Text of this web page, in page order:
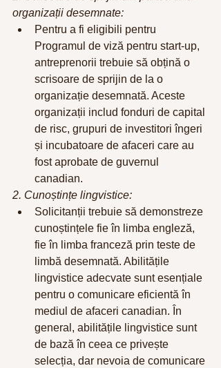
organizații desemnate:
Pentru a fi eligibili pentru
Programul de viză pentru start-up,
antreprenorii trebuie să obțină o
scrisoare de sprijin de la o
organizație desemnată. Aceste
organizații includ fonduri de capital
de risc, grupuri de investitori îngeri
și incubatoare de afaceri care au
fost aprobate de guvernul
canadian.
2. Cunoștințe lingvistice:
Solicitanții trebuie să demonstreze
cunoștințele fie în limba engleză,
fie în limba franceză prin teste de
limbă desemnată. Abilitățile
lingvistice adecvate sunt esențiale
pentru o comunicare eficientă în
mediul de afaceri canadian. În
general, abilitățile lingvistice sunt
de bază în ceea ce privește
selecția, dar nevoia de comunicare